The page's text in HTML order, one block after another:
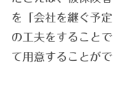
を「会社を継ぐ予
の工夫をすること
て用意することがで